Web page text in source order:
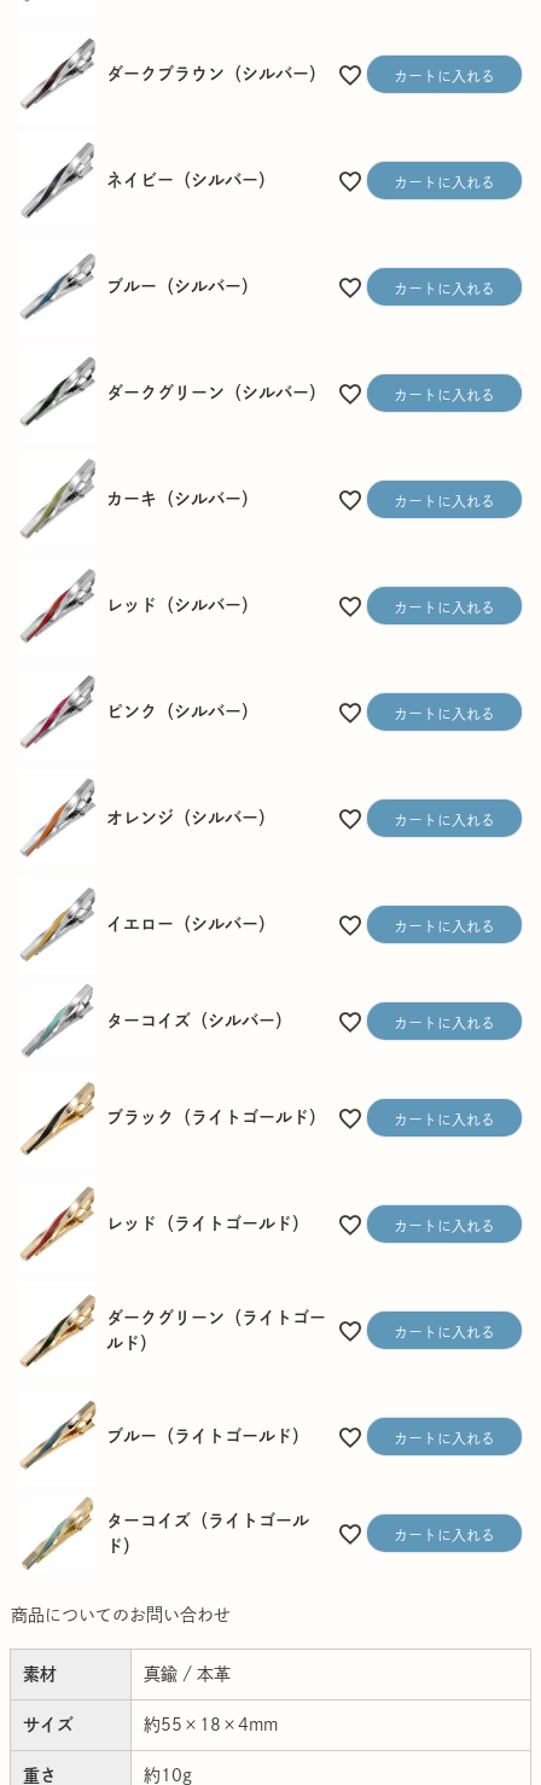
ダークブラウン（シルバー） カートに入れる
ネイビー（シルバー） カートに入れる
ブルー（シルバー） カートに入れる
ダークグリーン（シルバー） カートに入れる
カーキ（シルバー） カートに入れる
レッド（シルバー） カートに入れる
ピンク（シルバー） カートに入れる
オレンジ（シルバー） カートに入れる
イエロー（シルバー） カートに入れる
ターコイズ（シルバー） カートに入れる
ブラック（ライトゴールド） カートに入れる
レッド（ライトゴールド） カートに入れる
ダークグリーン（ライトゴー
ルド）
カートに入れる
ブルー（ライトゴールド） カートに入れる
ターコイズ（ライトゴール
ド）
カートに入れる
商品についてのお問い合わせ
素材 真鍮 / 本革
サイズ 約55×18×4mm
重さ 約10g